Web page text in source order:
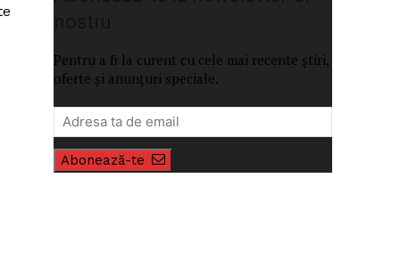
Pentru a fi la curent cu cele mai recente știri,
oferte și anunțuri speciale.
Abonează-te